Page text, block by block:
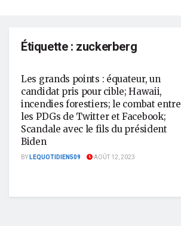
Étiquette : zuckerberg
Les grands points : équateur, un
candidat pris pour cible; Hawaii,
incendies forestiers; le combat entre
les PDGs de Twitter et Facebook;
Scandale avec le fils du président
Biden
BYLEQUOTIDIEN509 AOÛT 12, 2023